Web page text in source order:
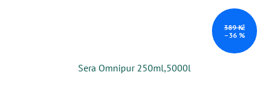
389 Kč
–36 %
Sera Omnipur 250ml,5000l